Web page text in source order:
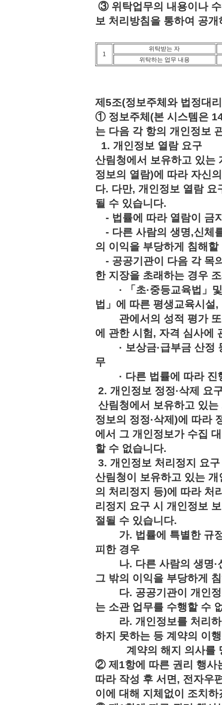
③ 위탁업무의 내용이나
보 처리방침을 통하여 공
1
위탁받는 자
위탁하는 업무 내용
제5조(정보주체와 법정대
① 정보주체(본 시스템은
는 다음 각 항의 개인정보
1. 개인정보 열람 요구
산림청에서 보유하고 있는
정보의 열람)에 따라 자신
다. 다만, 개인정보 열람
될 수 있습니다.
- 법률에 따라 열람이
- 다른 사람의 생명,신체
의 이익을 부당하게 침
- 공공기관이 다음 각 목
한 지장을 초래하는 경우
· 「초·중등교육법」및
법」에 따른 평생교육시설
관에서의 성적 평가 또
에 관한 시험, 자격 심사에
· 보상금·급부금 산정
무
· 다른 법률에 따라 진
2. 개인정보 정정·삭제 요
산림청에서 보유하고 있
정보의 정정·삭제)에 따라
에서 그 개인정보가 수집
할 수 없습니다.
3. 개인정보 처리정지 요구
산림청이 보유하고 있는
의 처리정지 등)에 따라 처
리정지 요구 시 개인정보
절될 수 있습니다.
가. 법률에 특별한 규정
피한 경우
나. 다른 사람의 생명·
그 밖의 이익을 부당하게
다. 공공기관이 개인정
는 소관 업무를 수행할 수
라. 개인정보를 처리하
하지 못하는 등 계약의 이
계약의 해지 의사를 명
② 제1항에 따른 권리 행사
따라 작성 후 서면, 전자우
이에 대해 지체없이 조치하